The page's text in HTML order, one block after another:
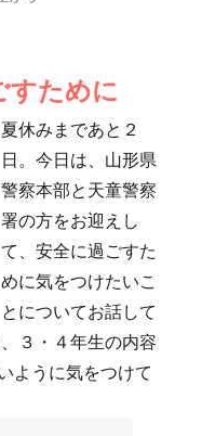
すために
夏休みまであと２
日。今日は、山形県
警察本部と天童警察
署の方をお迎えし
て、安全に過ごすた
めに気をつけたいこ
とについてお話して
３・４年生の内容
ように気をつけて